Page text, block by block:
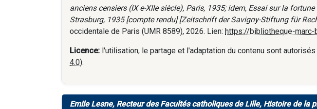
anciens censiers (IX e-XIIe siècle), Paris, 1935; idem, Essai sur la
Strasburg, 1935 [compte rendu] [Zeitschrift der Savigny-Stiftung für
occidentale de Paris (UMR 8589), 2026. Lien: https://bibliotheque-
Licence: l'utilisation, le partage et l'adaptation du contenu sont
4.0).
Emile Lesne, Recteur des Facultés catholiques de Lille, Histoire de